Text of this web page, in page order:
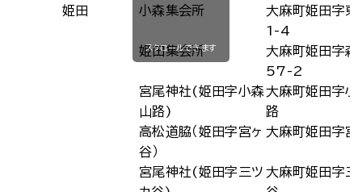
姫田
小森集会所
大麻町姫田字東
1-4
姫田集会所
大麻町姫田字森
57-2
宮尾神社(姫田字小森
山路)
大麻町姫田字小
路
高松道脇（姫田字宮ヶ
谷）
大麻町姫田字宮
宮尾神社(姫田字三ツ 大麻町姫田字三
スクロールできます